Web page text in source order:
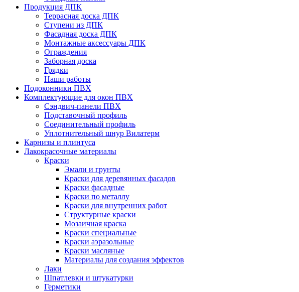
Продукция ДПК
Террасная доска ДПК
Ступени из ДПК
Фасадная доска ДПК
Монтажные аксессуары ДПК
Ограждения
Заборная доска
Грядки
Наши работы
Подоконники ПВХ
Комплектующие для окон ПВХ
Сэндвич-панели ПВХ
Подставочный профиль
Соединительный профиль
Уплотнительный шнур Вилатерм
Карнизы и плинтуса
Лакокрасочные материалы
Краски
Эмали и грунты
Краски для деревянных фасадов
Краски фасадные
Краски по металлу
Краски для внутренних работ
Структурные краски
Мозаичная краска
Краски специальные
Краски аэразольные
Краски масляные
Материалы для создания эффектов
Лаки
Шпатлевки и штукатурки
Герметики